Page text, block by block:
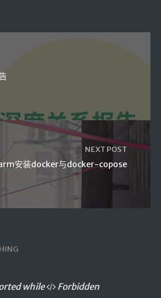
NEXT POST
安装docker与docker-copose
while Forbidden